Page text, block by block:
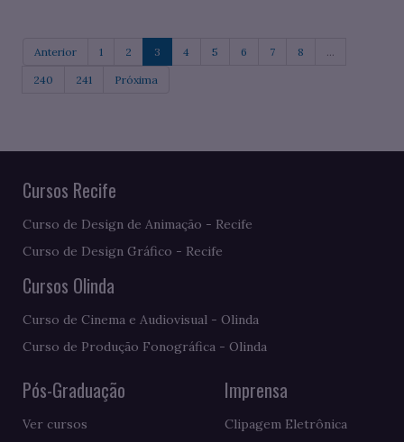
Anterior 1 2 3 4 5 6 7 8 ...
240 241 Próxima
Cursos Recife
Curso de Design de Animação - Recife
Curso de Design Gráfico - Recife
Cursos Olinda
Curso de Cinema e Audiovisual - Olinda
Curso de Produção Fonográfica - Olinda
Pós-Graduação
Ver cursos
Imprensa
Clipagem Eletrônica